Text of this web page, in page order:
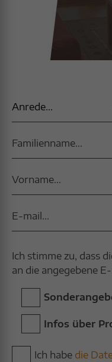
Ich stimme zu, dass
an die angegebene
Infos über
Ich habe die